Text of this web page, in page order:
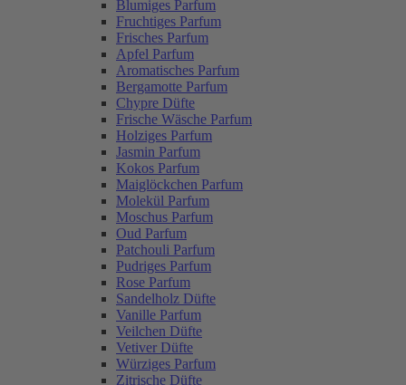
Blumiges Parfum
Fruchtiges Parfum
Frisches Parfum
Apfel Parfum
Aromatisches Parfum
Bergamotte Parfum
Chypre Düfte
Frische Wäsche Parfum
Holziges Parfum
Jasmin Parfum
Kokos Parfum
Maiglöckchen Parfum
Molekül Parfum
Moschus Parfum
Oud Parfum
Patchouli Parfum
Pudriges Parfum
Rose Parfum
Sandelholz Düfte
Vanille Parfum
Veilchen Düfte
Vetiver Düfte
Würziges Parfum
Zitrische Düfte